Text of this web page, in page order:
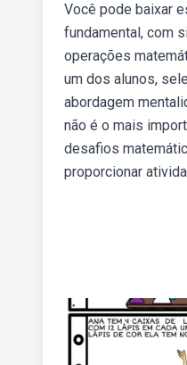
Você pode baixar
fundamental, com
operações
um dos alunos,
abordagem
não é o mais
desafios
proporcionar